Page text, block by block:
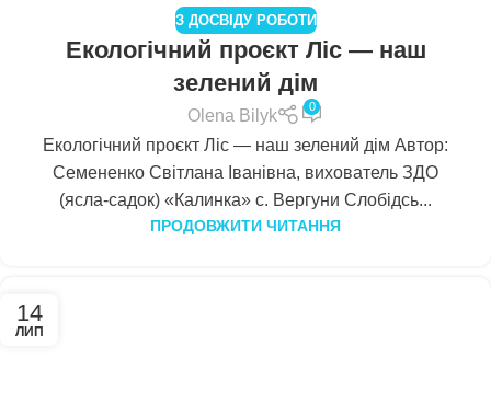
З ДОСВІДУ РОБОТИ
Екологічний проєкт Ліс — наш
зелений дім
Olena Bilyk
0
Екологічний проєкт Ліс — наш зелений дім Автор:
Семененко Світлана Іванівна, вихователь ЗДО
(ясла-садок) «Калинка» с. Вергуни Слобідсь...
ПРОДОВЖИТИ ЧИТАННЯ
14
ЛИП